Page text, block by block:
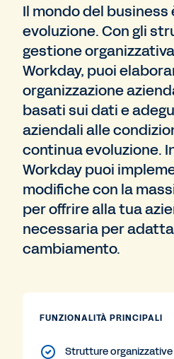
Il mondo del business
evoluzione. Con gli
gestione
Workday, puoi
organizzazione
basati sui dati e
aziendali alle
continua evoluzione.
Workday puoi
modifiche con la
per offrire alla tua
necessaria per
cambiamento.
FUNZIONALITÀ PRINCIPALI
Strutture organizzative